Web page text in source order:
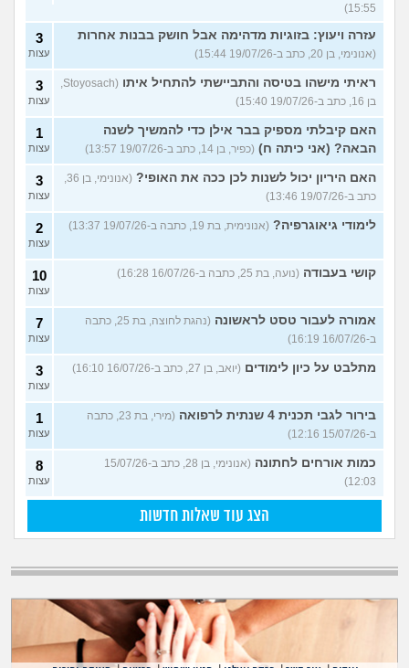
15:55)
עזרה ויעוץ: בזוגיות מדהימה אבל חושק בבנות אחרות
(אנונימי, בן 20, כתב ב-19/07/26 15:44)
3
עצות
ראיתי מישהו בטיסה והתביישתי להתחיל איתו
(Stoyosach,
בן 16, כתב ב-19/07/26 15:40)
3
עצות
האם קיבלתי מספיק בבר אילן כדי להמשיך לשנה
הבאה? (אני כיתה ח) (כפיר, בן 14, כתב ב-19/07/26 13:57)
1
עצות
האם היריון יכול לשנות לכן ככה את האופי?
(אנונימי, בן 36,
כתב ב-19/07/26 13:46)
3
עצות
לימודי גיאוגרפיה? (אנונימית, בת 19, כתבה ב-19/07/26 13:37) 2
עצות
קושי בעבודה (נועה, בת 25, כתבה ב-16/07/26 16:28) 10
עצות
אמורה לעבור טסט לראשונה
(נהגת לחוצה, בת 25, כתבה
ב-16/07/26 16:19)
7
עצות
מתלבט על כיון לימודים (יואב, בן 27, כתב ב-16/07/26 16:10) 3
עצות
בירור לגבי תכנית 4 שנתית לרפואה
(מירי, בת 23, כתבה
ב-15/07/26 12:16)
1
עצות
כמות אורחים לחתונה
(אנונימי, בן 28, כתב ב-15/07/26
12:03)
8
עצות
הצג עוד שאלות חדשות